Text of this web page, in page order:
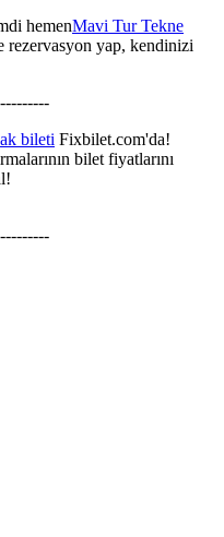
hemenMavi Tur Tekne
yap, kendinizi
bileti Fixbilet.com'da!
bilet fiyatlarını